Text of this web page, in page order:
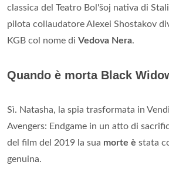
classica del Teatro Bol'šoj nativa di
pilota collaudatore Alexei Shostakov
KGB col nome di Vedova Nera.
Quando è morta Black
Sì. Natasha, la spia trasformata in
Avengers: Endgame in un atto di
del film del 2019 la sua morte è stata
genuina.